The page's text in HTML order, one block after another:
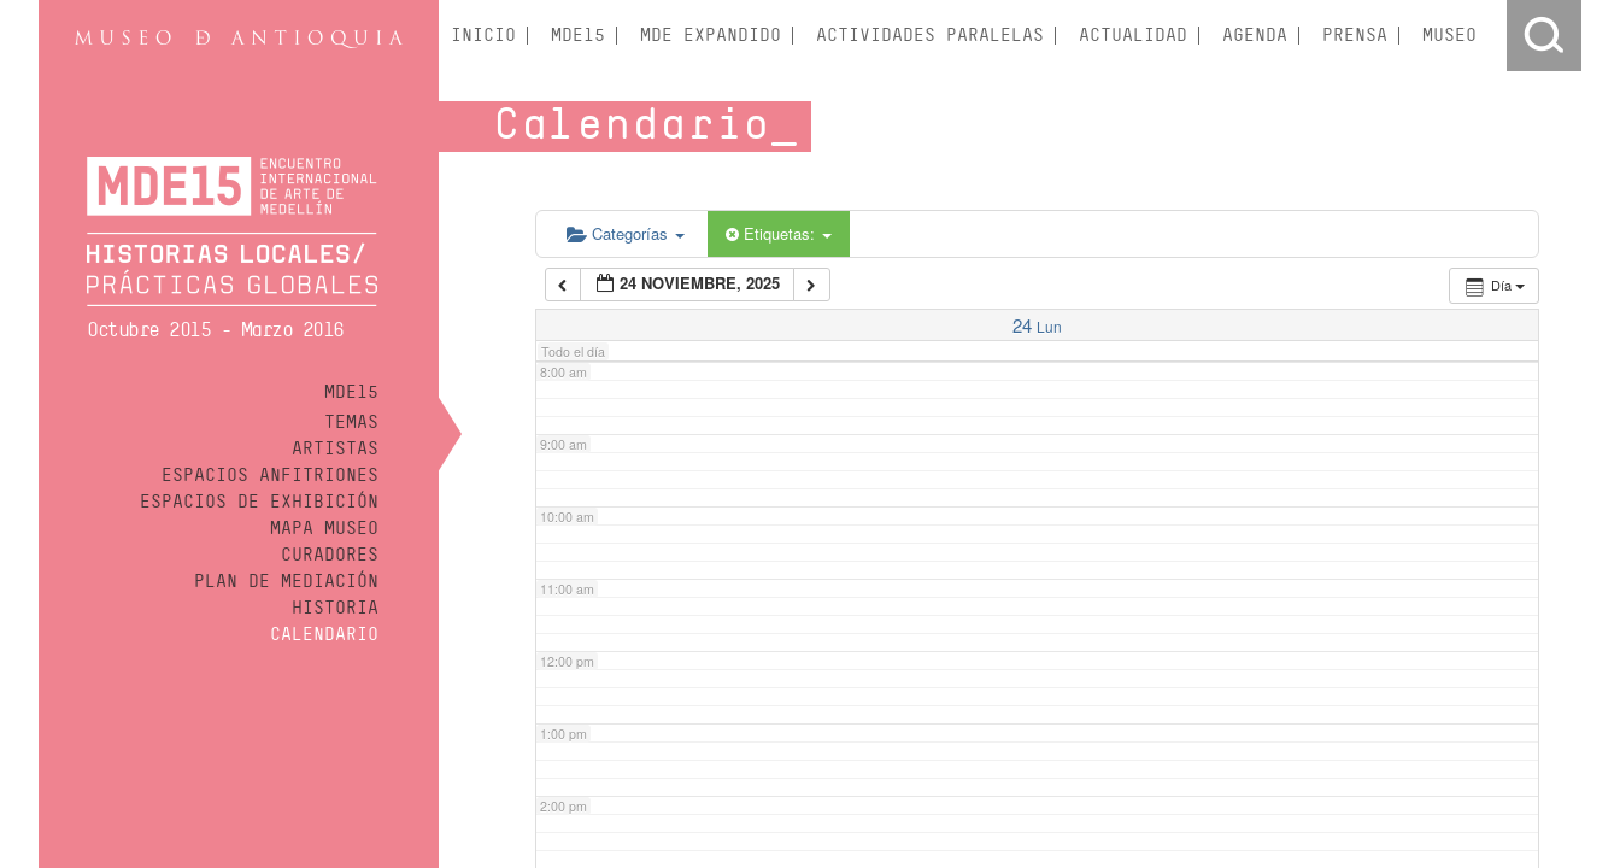
Octubre 2015 - Marzo 2016
MDE15
TEMAS
ARTISTAS
ESPACIOS ANFITRIONES
ESPACIOS DE EXHIBICIÓN
MAPA MUSEO
CURADORES
PLAN DE MEDIACIÓN
HISTORIA
CALENDARIO
INICIO MDE15 MDE EXPANDIDO ACTIVIDADES PARALELAS ACTUALIDAD AGENDA PRENSA MUSEO
Calendario
Categorías Etiquetas:
Día
24 NOVIEMBRE, 2025
24 Lun
Todo el día
5:00 am
6:00 am
7:00 am
8:00 am
9:00 am
10:00 am
11:00 am
12:00 pm
1:00 pm
2:00 pm